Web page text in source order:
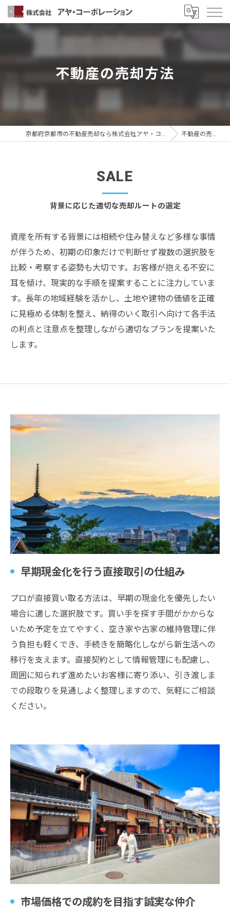
不動産の売却方法
京都府京都市の不動産売却なら株式会社アヤ・コーポレーション 不動産の売却方法
背景に応じた適切な売却ルートの選定
SALE
資産を所有する背景には相続や住み替えなど多様な事情
が伴うため、初期の印象だけで判断せず複数の選択肢を
比較・考察する姿勢も大切です。お客様が抱える不安に
耳を傾け、現実的な手順を提案することに注力していま
す。長年の地域経験を活かし、土地や建物の価値を正確
に見極める体制を整え、納得のいく取引へ向けて各手法
の利点と注意点を整理しながら適切なプランを提案いた
します。
早期現金化を行う直接取引の仕組み
プロが直接買い取る方法は、早期の現金化を優先したい
場合に適した選択肢です。買い手を探す手間がかからな
いため予定を立てやすく、空き家や古家の維持管理に伴
う負担も軽くでき、手続きを簡略化しながら新生活への
移行を支えます。直接契約として情報管理にも配慮し、
周囲に知られず進めたいお客様に寄り添い、引き渡しま
での段取りを見通しよく整理しますので、気軽にご相談
ください。
市場価格での成約を目指す誠実な仲介